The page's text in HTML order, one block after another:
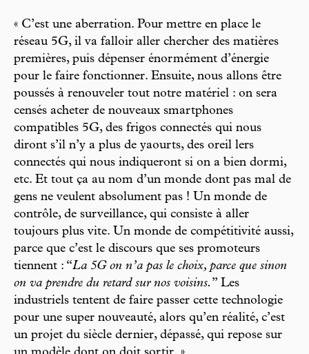
« C’est une aberration. Pour mettre en place le
réseau 5G, il va falloir aller chercher des matières
premières, puis dépenser énormément d’énergie
pour le faire fonctionner. Ensuite, nous allons être
poussés à renouveler tout notre matériel : on sera
censés acheter de nouveaux smartphones
compatibles 5G, des frigos connectés qui nous
diront s’il n’y a plus de yaourts, des oreil lers
connectés qui nous indiqueront si on a bien dormi,
etc. Et tout ça au nom d’un monde dont pas mal de
gens ne veulent absolument pas ! Un monde de
contrôle, de surveillance, qui consiste à aller
toujours plus vite. Un monde de compétitivité aussi,
parce que c’est le discours que ses promoteurs
tiennent : “La 5G on n’a pas le choix, parce que sinon
on va prendre du retard sur nos voisins. ” Les
industriels tentent de faire passer cette technologie
pour une super nouveauté, alors qu’en réalité, c’est
un projet du siècle dernier, dépassé, qui repose sur